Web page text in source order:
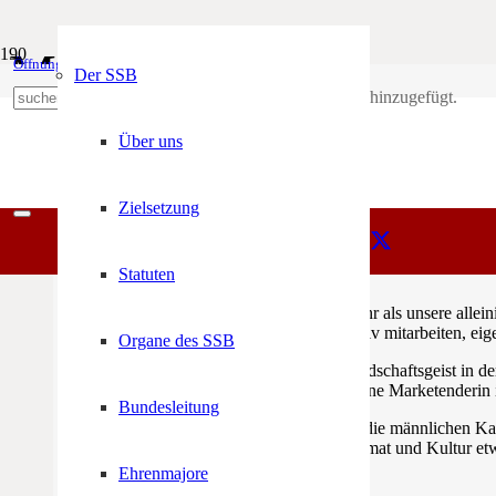
Öffnungszeiten
+39 0471 974 078 wurde deinem Warenkorb hinzugefügt.
Der SSB
Über uns
Zielsetzung
Statuten
Organe des SSB
Bundesleitung
Ehrenmajore
Marketenderinnen
Zum ersten Marketenderinnen Treffen am 1. August 2015 in Terlan.
Wir Marketenderinnen sehen es nicht mehr als unsere
Gemeinschaft beizutragen, indem wir aktiv mitarbeiten,
Wir schätzen Zusammenhalt und Kameradschaftsgeist in
Kassierinnen oder Schriftführerinnen – eine
Uns Marketenderinnen ist bewusst, dass die männlichen
Kameradschaft. Auch wir wollen für Heimat und Kultur
Wegkreuze.